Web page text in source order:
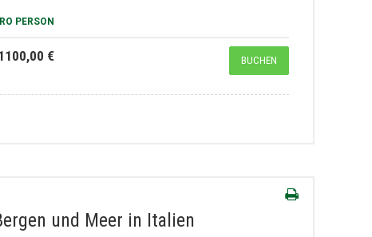
PERSON
€ BUCHEN
und Meer in Italien